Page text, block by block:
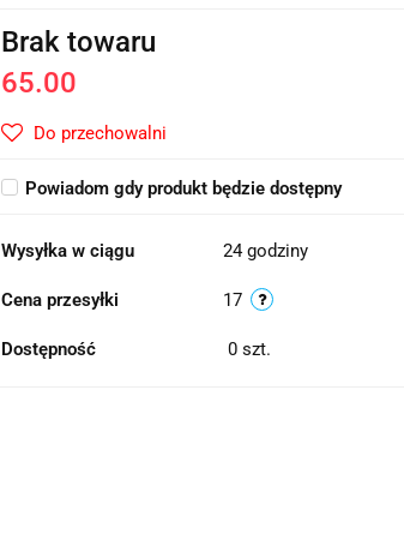
Brak towaru
65.00
Do przechowalni
Powiadom gdy produkt będzie dostępny
Wysyłka w ciągu 24 godziny
Cena przesyłki 17
Dostępność 0 szt.